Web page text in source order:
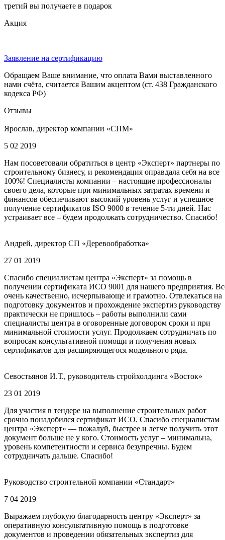
третий вы получаете в подарок
Акция
Заявление на сертификацию
Обращаем Ваше внимание, что оплата Вами выставленного
нами счёта, считается Вашим акцептом (ст. 438 Гражданского
кодекса РФ)
Отзывы
Ярослав, директор компании «СПМ»
5 02 2019
Нам посоветовали обратиться в центр «Эксперт» партнеры по
строительному бизнесу, и рекомендация оправдала себя на все
100%! Специалисты компании – настоящие профессионалы
своего дела, которые при минимальных затратах времени и
финансов обеспечивают высокий уровень услуг и успешное
получение сертификатов ISO 9000 в течение 5-ти дней. Нас
устраивает все – будем продолжать сотрудничество. Спасибо!
Андрей, директор СП «Деревообработка»
27 01 2019
Спасибо специалистам центра «Эксперт» за помощь в
получении сертификата ИСО 9001 для нашего предприятия.
очень качественно, исчерпывающе и грамотно. Отвлекаться на
подготовку документов и прохождение экспертиз руководству
практически не пришлось – работы выполнили сами
специалисты центра в оговоренные договором сроки и при
минимальной стоимости услуг. Продолжаем сотрудничать по
вопросам консультативной помощи и получения новых
сертификатов для расширяющегося модельного ряда.
Севостьянов И.Т., руководитель стройхолдинга «Восток»
23 01 2019
Для участия в тендере на выполнение строительных работ
срочно понадобился сертификат ИСО. Спасибо специалистам
центра «Эксперт» — пожалуй, быстрее и легче получить этот
документ больше не у кого. Стоимость услуг – минимальна,
уровень компетентности и сервиса безупречны. Будем
сотрудничать дальше. Спасибо!
Руководство строительной компании «Стандарт»
7 04 2019
Выражаем глубокую благодарность центру «Эксперт» за
оперативную консультативную помощь в подготовке
документов и проведении обязательных экспертиз для